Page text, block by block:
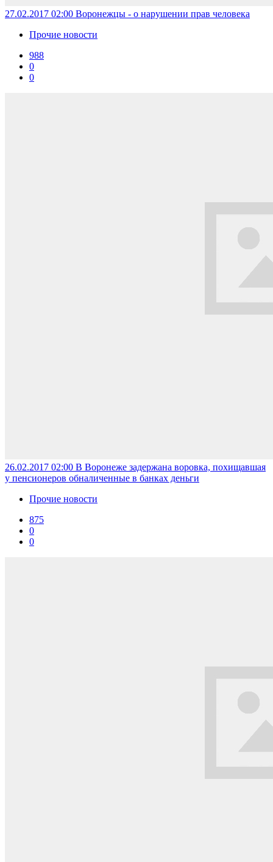
27.02.2017 02:00 Воронежцы - о нарушении прав человека
Прочие новости
988
0
0
26.02.2017 02:00 В Воронеже задержана воровка, похищавшая
у пенсионеров обналиченные в банках деньги
Прочие новости
875
0
0